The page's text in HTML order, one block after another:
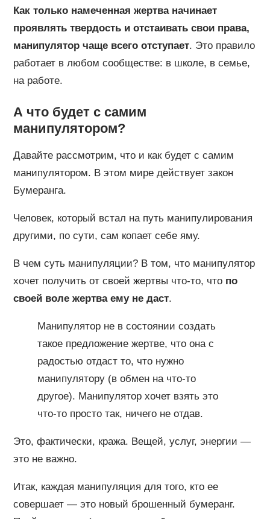
Как только намеченная жертва начинает
проявлять твердость и отстаивать свои права,
манипулятор чаще всего отступает. Это правило
работает в любом сообществе: в школе, в семье,
на работе.
А что будет с самим
манипулятором?
Давайте рассмотрим, что и как будет с самим
манипулятором. В этом мире действует закон
Бумеранга.
Человек, который встал на путь манипулирования
другими, по сути, сам копает себе яму.
В чем суть манипуляции? В том, что манипулятор
хочет получить от своей жертвы что-то, что по
своей воле жертва ему не даст.
Манипулятор не в состоянии создать
такое предложение жертве, что она с
радостью отдаст то, что нужно
манипулятору (в обмен на что-то
другое). Манипулятор хочет взять это
что-то просто так, ничего не отдав.
Это, фактически, кража. Вещей, услуг, энергии —
это не важно.
Итак, каждая манипуляция для того, кто ее
совершает — это новый брошенный бумеранг.